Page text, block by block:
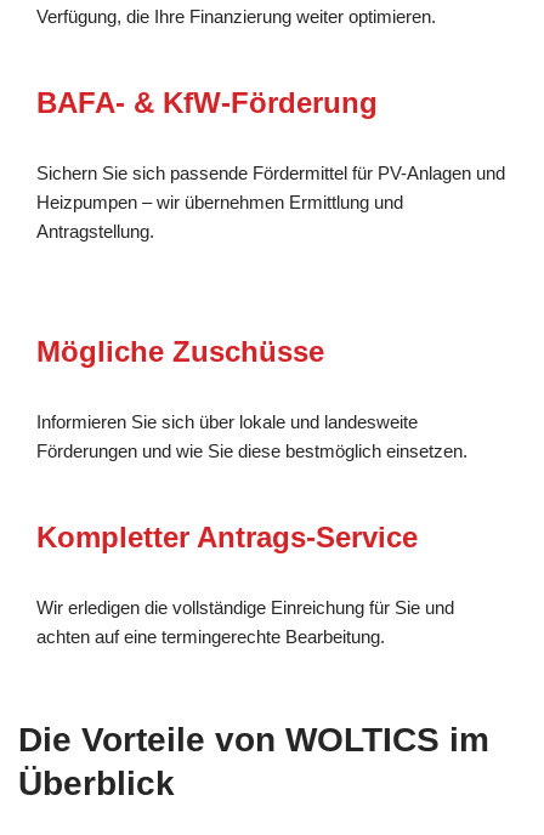
Verfügung, die Ihre Finanzierung weiter optimieren.
BAFA- & KfW-Förderung
Sichern Sie sich passende Fördermittel für PV-Anlagen und
Heizpumpen – wir übernehmen Ermittlung und
Antragstellung.
Mögliche Zuschüsse
Informieren Sie sich über lokale und landesweite
Förderungen und wie Sie diese bestmöglich einsetzen.
Kompletter Antrags-Service
Wir erledigen die vollständige Einreichung für Sie und
achten auf eine termingerechte Bearbeitung.
Die Vorteile von WOLTICS im
Überblick